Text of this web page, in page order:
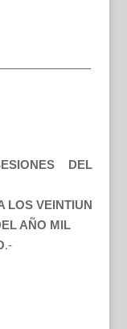
DEL
LOS VEINTIUN
AÑO MIL
.-